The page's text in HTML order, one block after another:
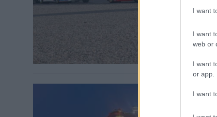
I want
I want
web or
I want
or app.
I want
magában a
amikor
ETRC / 2021.